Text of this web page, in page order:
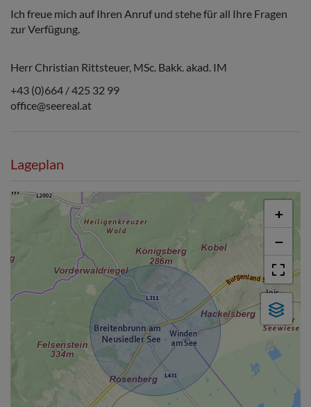
Ich freue mich auf Ihren Anruf und stehe für all Ihre Fragen
zur Verfügung.
Herr Christian Rittsteuer, MSc. Bakk. akad. IM
+43 (0)664 / 425 32 99
office@seereal.at
Lageplan
+
−